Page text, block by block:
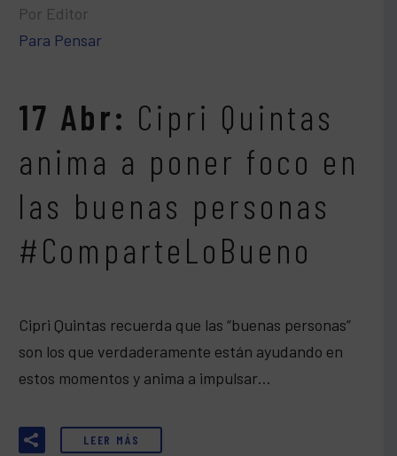
Por Editor
Para Pensar
17 Abr: Cipri Quintas
anima a poner foco en
las buenas personas
#ComparteLoBueno
Cipri Quintas recuerda que las “buenas personas”
son los que verdaderamente están ayudando en
estos momentos y anima a impulsar…
LEER MÁS